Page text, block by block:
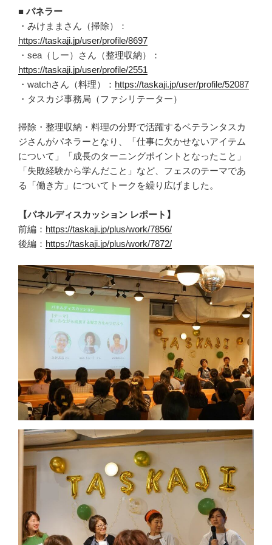
■ パネラー
・みけままさん（掃除）：
https://taskaji.jp/user/profile/8697
・sea（しー）さん（整理収納）：
https://taskaji.jp/user/profile/2551
・watchさん（料理）： https://taskaji.jp/user/profile/52087
・タスカジ事務局（ファシリテーター）
掃除・整理収納・料理の分野で活躍するベテランタスカ
ジさんがパネラーとなり、「仕事に欠かせないアイテム
について」「成長のターニングポイントとなったこと」
「失敗経験から学んだこと」など、フェスのテーマであ
る「働き方」についてトークを繰り広げました。
【パネルディスカッション レポート】
前編： https://taskaji.jp/plus/work/7856/
後編： https://taskaji.jp/plus/work/7872/